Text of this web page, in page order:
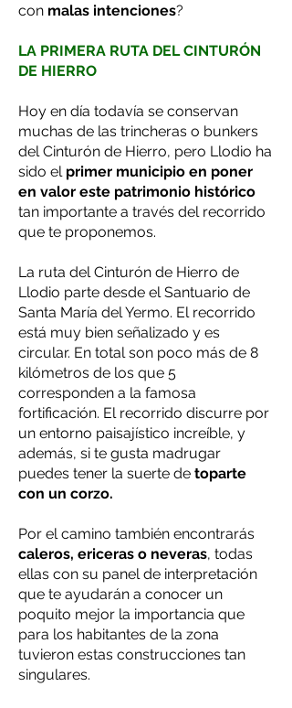
con malas intenciones?
LA PRIMERA RUTA DEL CINTURÓN
DE HIERRO
Hoy en día todavía se conservan
muchas de las trincheras o bunkers
del Cinturón de Hierro, pero Llodio ha
sido el primer municipio en poner
en valor este patrimonio histórico
tan importante a través del recorrido
que te proponemos.
La ruta del Cinturón de Hierro de
Llodio parte desde el Santuario de
Santa María del Yermo. El recorrido
está muy bien señalizado y es
circular. En total son poco más de 8
kilómetros de los que 5
corresponden a la famosa
fortificación. El recorrido discurre por
un entorno paisajístico increíble, y
además, si te gusta madrugar
puedes tener la suerte de toparte
con un corzo.
Por el camino también encontrarás
caleros, ericeras o neveras, todas
ellas con su panel de interpretación
que te ayudarán a conocer un
poquito mejor la importancia que
para los habitantes de la zona
tuvieron estas construcciones tan
singulares.